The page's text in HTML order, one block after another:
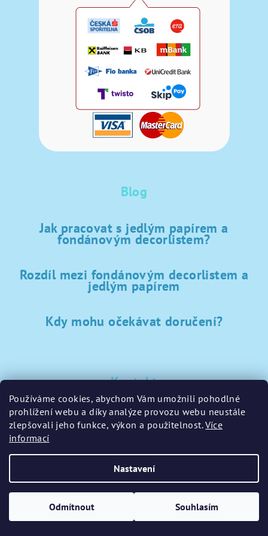
Používáme cookies, abychom Vám umožnili pohodlné
prohlížení webu a díky analýze provozu webu neustále
zlepšovali jeho funkce, výkon a použitelnost.Více
informací
Nastavení
Odmítnout Souhlasím
Blog
Jak pracovat s jedlým papírem a
fondánovým decorlistem?
Rozdíl mezi fondánovým decorlistem a
jedlým papírem
Kdy mohu očekávat doručení?
Kontakt
sklad@sladke-potreby.cz
+420 797728283
Upravit nastavení cookies
Vytvořil Shoptet